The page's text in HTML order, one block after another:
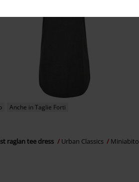
Anche in Taglie Forti
raglan tee dress Urban Classics Miniabito